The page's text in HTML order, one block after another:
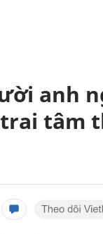
anh
tâm